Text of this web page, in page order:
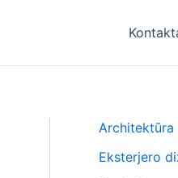
Architektūra
Eksterjero